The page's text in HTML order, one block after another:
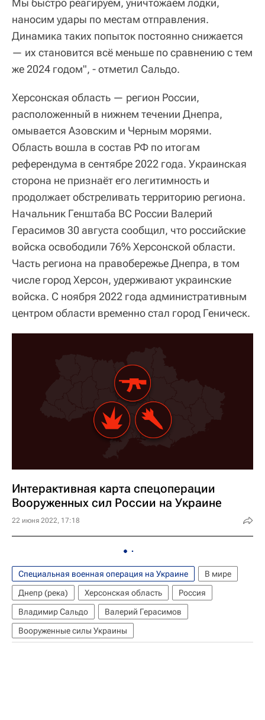
Мы быстро реагируем, уничтожаем лодки,
наносим удары по местам отправления.
Динамика таких попыток постоянно снижается
— их становится всё меньше по сравнению с тем
же 2024 годом", - отметил Сальдо.
Херсонская область — регион России,
расположенный в нижнем течении Днепра,
омывается Азовским и Черным морями.
Область вошла в состав РФ по итогам
референдума в сентябре 2022 года. Украинская
сторона не признаёт его легитимность и
продолжает обстреливать территорию региона.
Начальник Генштаба ВС России Валерий
Герасимов 30 августа сообщил, что российские
войска освободили 76% Херсонской области.
Часть региона на правобережье Днепра, в том
числе город Херсон, удерживают украинские
войска. С ноября 2022 года административным
центром области временно стал город Геническ.
Интерактивная карта спецоперации
Вооруженных сил России на Украине
22 июня 2022, 17:18
Специальная военная операция на Украине
В мире
Днепр (река)
Херсонская область
Россия
Владимир Сальдо
Валерий Герасимов
Вооруженные силы Украины